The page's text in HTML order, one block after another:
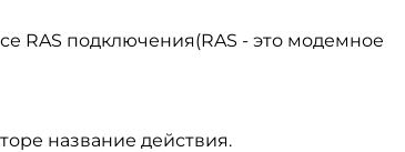
RAS подключения(RAS - это модемное
название действия.